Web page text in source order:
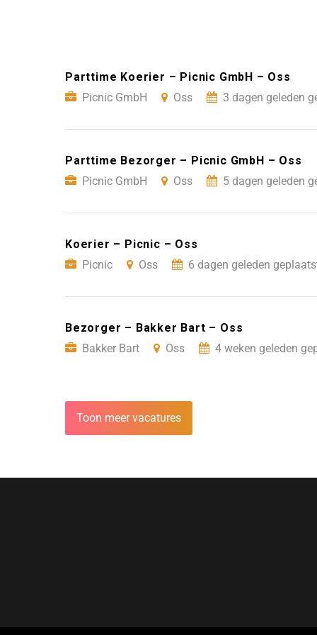
Parttime Koerier – Picnic GmbH – Oss
Picnic GmbH
Oss 3 dagen geleden
Parttime Bezorger – Picnic GmbH – Oss
Picnic GmbH
Oss 5 dagen geleden
Koerier – Picnic – Oss
Picnic
Oss 6 dagen geleden
Bezorger – Bakker Bart – Oss
Bakker Bart
Oss 4 weken geleden
Toon meer vacatures